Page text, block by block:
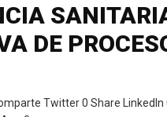
DE
Twitter 0 Share